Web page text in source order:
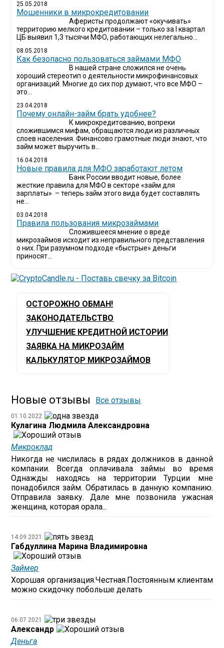
25.05.2018
Мошенники в микрокредитовании
Аферисты продолжают «окучивать»
территорию мелкого кредитовании – только за I квартал
ЦБ выявил 1,3 тысячи МФО, работающих нелегально...
08.05.2018
Как безопасно пользоваться займами МФО
В нашей стране сложился не очень
хороший стереотип о деятельности микрофинансовых
организаций. Многие до сих пор думают, что все МФО –
это...
23.04.2018
Почему онлайн-займ брать удобнее?
К микрокредитованию, вопреки
сложившимся мифам, обращаются люди из различных
слоев населения. Финансово грамотные люди знают, что
займ может выручить в...
16.04.2018
Новые правила для МФО заработают летом
Банк России вводит новые, более
жесткие правила для МФО в секторе «займ для
зарплаты» – теперь займ этого вида будет составлять
не...
03.04.2018
​Правила пользования микрозаймами
Сложившееся мнение о вреде
микрозаймов исходит из неправильного представления
о них. При разумном подходе «быстрые» деньги
приносят...
ОСТОРОЖНО ОБМАН!
ЗАКОНОДАТЕЛЬСТВО
УЛУЧШЕНИЕ КРЕДИТНОЙ ИСТОРИИ
ЗАЯВКА НА МИКРОЗАЙМ
КАЛЬКУЛЯТОР МИКРОЗАЙМОВ
Новые отзывы Все отзывы
01.10.2022
Кулагина Людмила Александровна
Микроклад
Никогда не числилась в рядах должников в данной
компании. Всегда оплачивала займы во время
Однажды находясь на территории Турции мне
понадобился займ. Обратилась в данную компанию.
Отправила заявку. Дале мне позвонила ужасная
женщина, которая орала...
14.09.2021
Габдуллина Марина Владимировна
Займер
Хорошая организация.Честная.Постоянным клиентам
можно скидочку побольше делать
06.07.2021
Александр
Деньга